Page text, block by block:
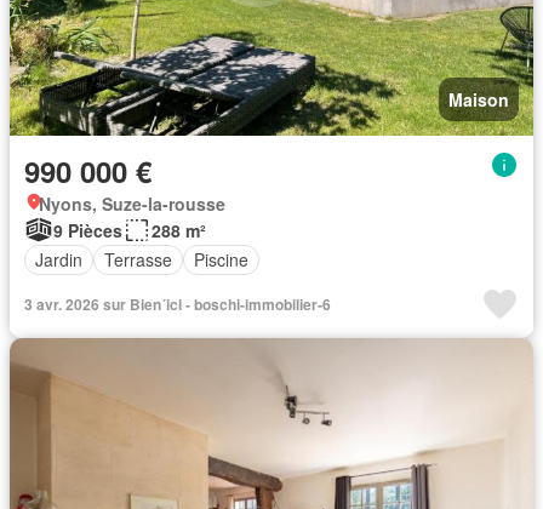
Maison
990 000 €
Nyons, Suze-la-rousse
9 Pièces
288 m²
Jardin
Terrasse Piscine
3 avr. 2026 sur Bien´ici - boschi-immobilier-6